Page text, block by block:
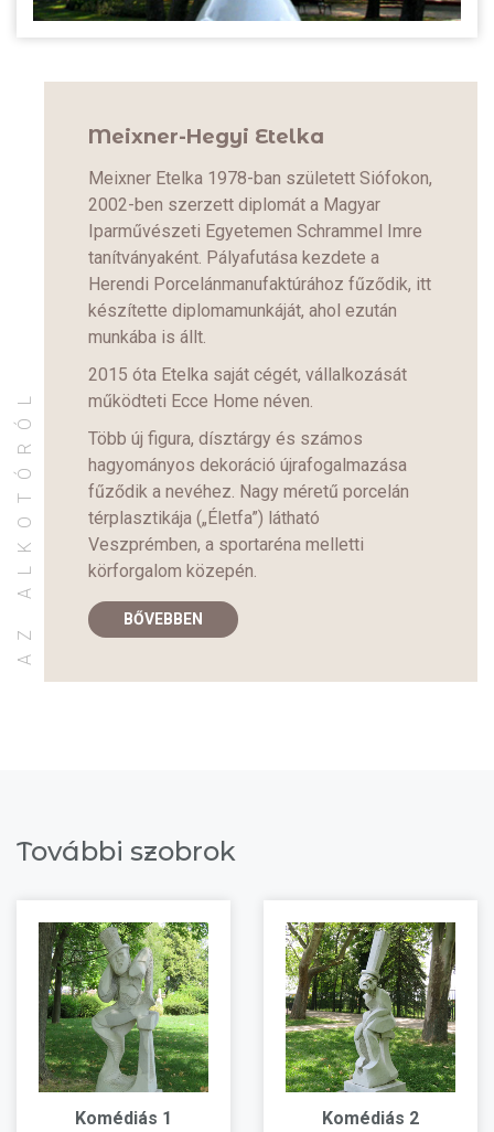
AZ ALKOTÓRÓL
Meixner-Hegyi Etelka
Meixner Etelka 1978-ban született Siófokon,
2002-ben szerzett diplomát a Magyar
Iparművészeti Egyetemen Schrammel Imre
tanítványaként. Pályafutása kezdete a
Herendi Porcelánmanufaktúrához fűződik, itt
készítette diplomamunkáját, ahol ezután
munkába is állt.
2015 óta Etelka saját cégét, vállalkozását
működteti Ecce Home néven.
Több új figura, dísztárgy és számos
hagyományos dekoráció újrafogalmazása
fűződik a nevéhez. Nagy méretű porcelán
térplasztikája („Életfa”) látható
Veszprémben, a sportaréna melletti
körforgalom közepén.
BŐVEBBEN
További szobrok
Komédiás 1 Komédiás 2